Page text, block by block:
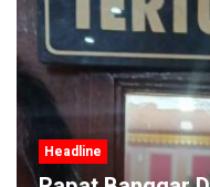
Headline